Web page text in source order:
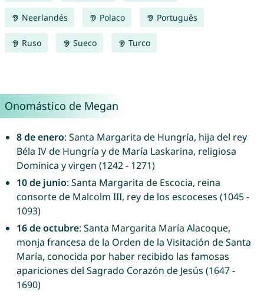
Neerlandés Polaco Português
Ruso Sueco Turco
Onomástico de Megan
8 de enero: Santa Margarita de Hungría, hija del rey
Béla IV de Hungría y de María Laskarina, religiosa
Dominica y virgen (1242 - 1271)
10 de junio: Santa Margarita de Escocia, reina
consorte de Malcolm III, rey de los escoceses (1045 -
1093)
16 de octubre: Santa Margarita María Alacoque,
monja francesa de la Orden de la Visitación de Santa
María, conocida por haber recibido las famosas
apariciones del Sagrado Corazón de Jesús (1647 -
1690)